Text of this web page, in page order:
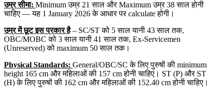
उम्र सीमा: Minimum उम्र 21 साल और Maximum उम्र 38 साल होनी
चाहिए — यह 1 January 2026 के आधार पर calculate होगी।
उम्र में छूट इस प्रकार है– SC/ST को 5 साल यानी 43 साल तक,
OBC/MOBC को 3 साल यानी 41 साल तक, Ex-Servicemen
(Unreserved) को maximum 50 साल तक।
Physical Standards: General/OBC/SC के लिए पुरुषों की minimum
height 165 cm और महिलाओं की 157 cm होनी चाहिए। ST (P) और ST
(H) के लिए पुरुषों की 162 cm और महिलाओं की 152.40 cm होनी चाहिए।